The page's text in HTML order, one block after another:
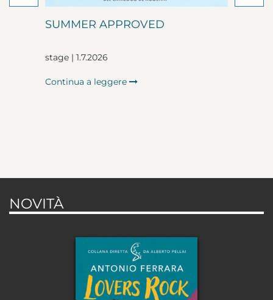
SUMMER APPROVED
stage | 1.7.2026
Continua a leggere
NOVITÀ